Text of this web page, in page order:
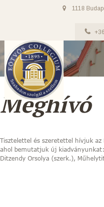
1118
Meghívó
Tisztelettel és szeretettel hívjuk az
ahol bemutatjuk új kiadványunkat:
Ditzendy Orsolya (szerk.),